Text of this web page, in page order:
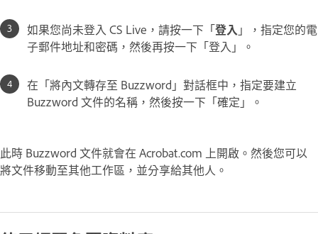
如果您尚未登入 CS Live，請按一下「登入 」，指定您的電
子郵件地址和密碼，然後再按一下「登入」
。
在「將內文轉存至 Buzzword」對話框中，指定要建立
Buzzword 文件的名稱，然後按一下「確定」。
此時 Buzzword 文件就會在 Acrobat.com 上開啟。然後您可以
將文件移動至其他工作區，並分享給其他人。